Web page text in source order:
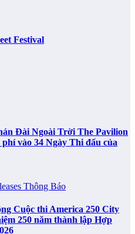
Festival
Đài Ngoài Trời The Pavilion
vào 34 Ngày Thi đấu của
Thông Báo
Cuộc thi America 250 City
250 năm thành lập Hợp